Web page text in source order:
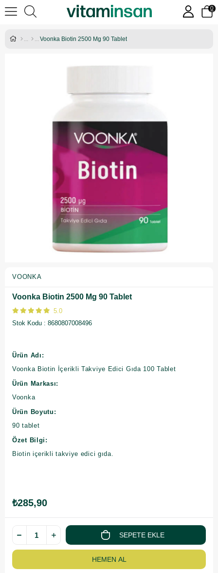
0
Voonka Biotin 2500 Mg 90 Tablet
VOONKA
Voonka Biotin 2500 Mg 90 Tablet
5.0
Stok Kodu
8680807008496
Ürün Adı:
Voonka Biotin İçerikli Takviye Edici Gıda 100 Tablet
Ürün Markası:
Voonka
Ürün Boyutu:
90 tablet
Özet Bilgi:
Biotin içerikli takviye edici gıda.
₺285,90